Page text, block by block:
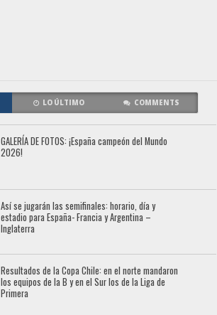
LO ÚLTIMO COMMENTS
GALERÍA DE FOTOS: ¡España campeón del Mundo
2026!
Así se jugarán las semifinales: horario, día y
estadio para España- Francia y Argentina –
Inglaterra
Resultados de la Copa Chile: en el norte mandaron
los equipos de la B y en el Sur los de la Liga de
Primera